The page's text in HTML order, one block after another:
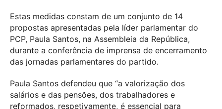
Estas medidas constam de um conjunto de 14
propostas apresentadas pela líder parlamentar do
PCP, Paula Santos, na Assembleia da República,
durante a conferência de imprensa de encerramento
das jornadas parlamentares do partido.
Paula Santos defendeu que “a valorização dos
salários e das pensões, dos trabalhadores e
reformados, respetivamente, é essencial para